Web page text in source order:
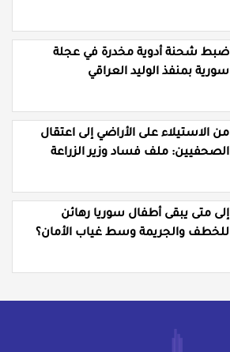
ضبط شحنة أدوية مخدرة في عجلة
سورية بمنفذ الوليد العراقي
من الاستيلاء على الأراضي إلى اعتقال
الصحفيين: ملف فساد وزير الزراعة
إلى متى يبقى أطفال سوريا رهائن
للخطف والجريمة وسط غياب الأمان؟